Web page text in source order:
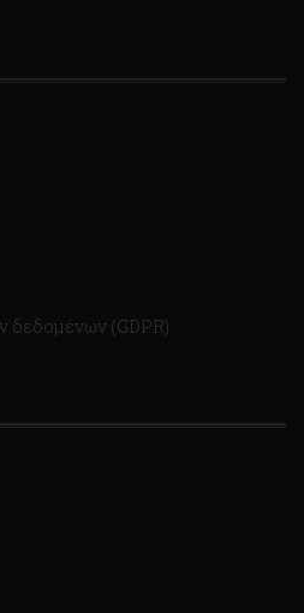
δεδομένων (GDPR)